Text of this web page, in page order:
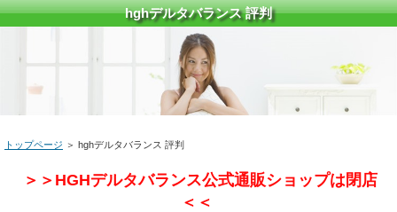
hghデルタバランス 評判
トップページ ＞ hghデルタバランス 評判
＞＞HGHデルタバランス公式通販ショップは閉店
＜＜